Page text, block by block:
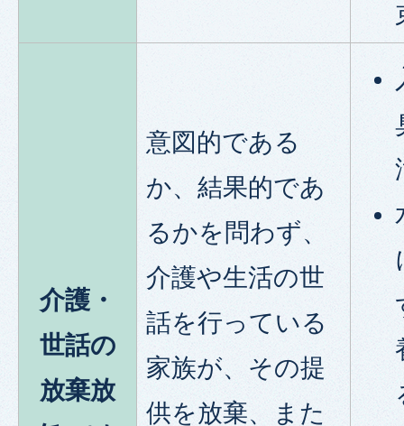
介護・
世話の
放棄放
意図的である
か、結果的であ
るかを問わず、
介護や生活の世
話を行っている
家族が、その提
供を放棄、また